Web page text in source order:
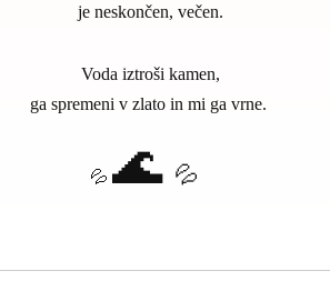
je neskončen, večen.
Voda iztroši kamen,
ga spremeni v zlato in mi ga vrne.
💦🌊 💦